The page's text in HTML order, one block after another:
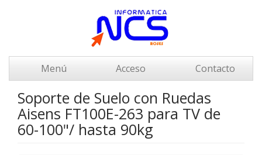
Menú Acceso Contacto
Soporte de Suelo con Ruedas
Aisens FT100E-263 para TV de
60-100"/ hasta 90kg